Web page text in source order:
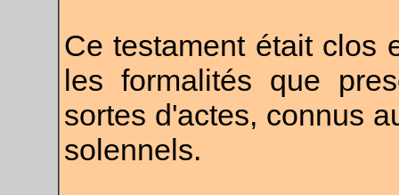
Ce testament était clos
les formalités que
sortes d'actes, connus
solennels.